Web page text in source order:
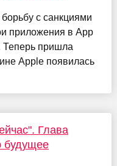
с санкциями
приложения в App
Теперь пришла
Apple появилась
Глава
будущее